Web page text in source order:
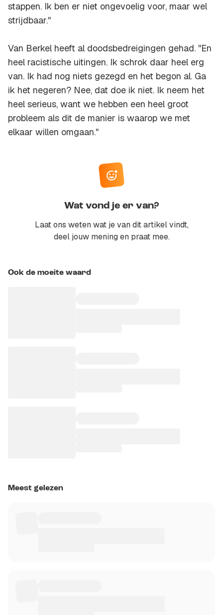
stappen. Ik ben er niet ongevoelig voor, maar wel
strijdbaar.''
Van Berkel heeft al doodsbedreigingen gehad. ''En
heel racistische uitingen. Ik schrok daar heel erg
van. Ik had nog niets gezegd en het begon al. Ga
ik het negeren? Nee, dat doe ik niet. Ik neem het
heel serieus, want we hebben een heel groot
probleem als dit de manier is waarop we met
elkaar willen omgaan.''
Wat vond je er van?
Laat ons weten wat je van dit artikel vindt,
deel jouw mening en praat mee.
Ook de moeite waard
Meest gelezen